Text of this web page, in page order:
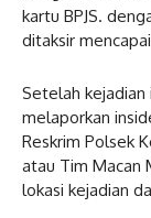
kartu BPJS.
ditaksir
Setelah kejadian
melaporkan
Reskrim Polsek
atau Tim Macan
lokasi kejadian